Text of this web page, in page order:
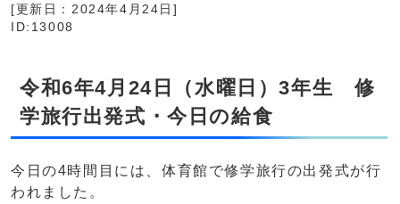
[更新日：2024年4月24日]
ID:13008
令和6年4月24日（水曜日）3年生 修
学旅行出発式・今日の給食
今日の4時間目には、体育館で修学旅行の出発式が行
われました。